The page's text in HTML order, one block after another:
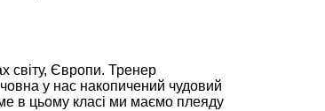
світу, Європи. Тренер
у нас накопичений чудовий
в цьому класі ми маємо плеяду